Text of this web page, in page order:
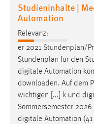
Studieninhalte |
Automation
Relevanz:
er 2021 Stundenplan/
Stundenplan für den
digitale Automation
downloaden. Auf dem
wichtigen [...] k und
Sommersemester 2026
digitale Automation